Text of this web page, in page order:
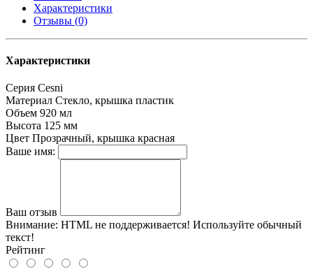
Характеристики
Отзывы (0)
Характеристики
Серия Cesni
Материал Стекло, крышка пластик
Объем 920 мл
Высота 125 мм
Цвет Прозрачный, крышка красная
Ваше имя:
Ваш отзыв
Внимание: HTML не поддерживается! Используйте обычный
текст!
Рейтинг